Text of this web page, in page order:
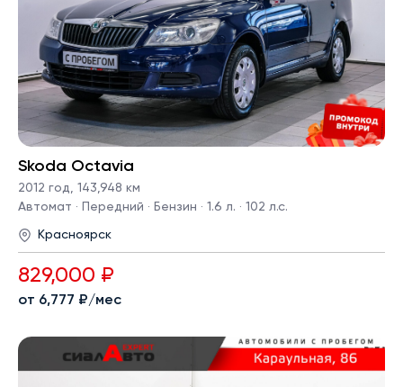
Skoda Octavia
2012 год, 143,948 км
Автомат · Передний · Бензин · 1.6 л. · 102 л.с.
Красноярск
829,000 ₽
от 6,777 ₽/мес